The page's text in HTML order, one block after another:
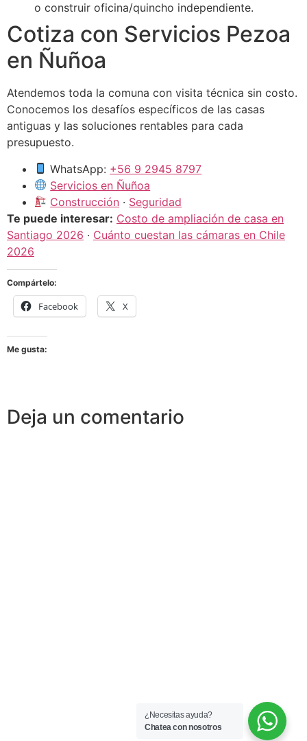
o construir oficina/quincho independiente.
Cotiza con Servicios Pezoa
en Ñuñoa
Atendemos toda la comuna con visita técnica sin costo.
Conocemos los desafíos específicos de las casas
antiguas y las soluciones rentables para cada
presupuesto.
WhatsApp: +56 9 2945 8797
Servicios en Ñuñoa
Construcción · Seguridad
Te puede interesar: Costo de ampliación de casa en
Santiago 2026 · Cuánto cuestan las cámaras en Chile
2026
Compártelo:
Facebook X
Me gusta:
Deja un comentario
¿Necesitas ayuda?
Chatea con nosotros